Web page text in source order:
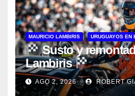
MAURICIO LAMBIRIS URUGUAYOS EN
Susto y
Lambiris
AGO 2, 2026 ROBERT